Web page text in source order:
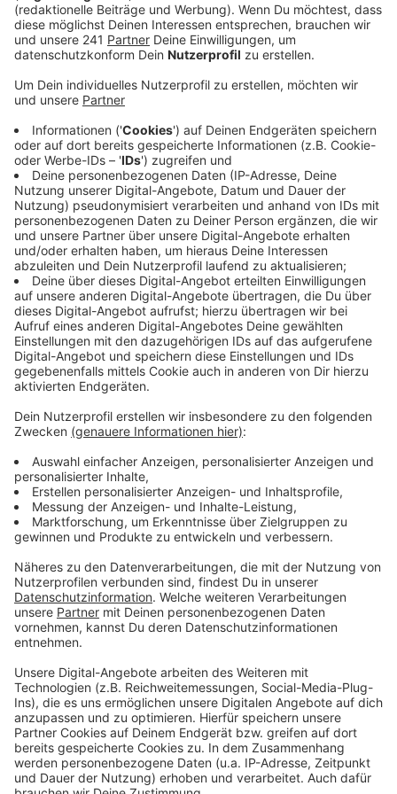
Wenn Fahrräder zu lange in der Gegend rumstehen,
können sie zu Fundsachen erklärt werden. Daher gibt
es am 24. Oktober 2024 die Möglichkeit, günstig
gefundene Räder zu ersteigern. Die Stadt veranstaltet
um 14:00 Uhr eine Auktion in Küppersteg, genauer in
der Kita Kerschensteiner Straße. Dort kann
mitgeboten und ausschließlich mit Bargeld bezahlt
werden. Wer verhindern will, dass das eigene Fahrrad
einmal bei so einer Auktion landet, kann beim
Fachbereich Straßenverkehr der Stadt seine
Besitzansprüche rechtzeitig geltend machen.
Anzeige
Weitere Meldungen aus Leverkusen
Anzeige
Neue Betriebshöfe der Wupsi - Einigung im
Ausschuss
Leverkusen-Küppersteg: Kreuzung gesperrt
Bretagne mit
Anzeige
Anzeige